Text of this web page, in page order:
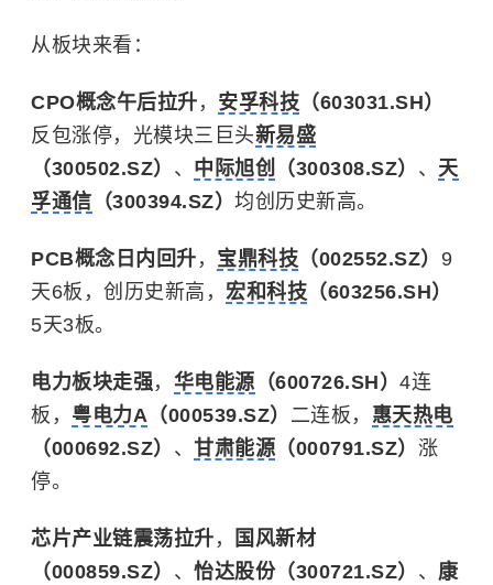
从板块来看：
CPO概念午后拉升 ， 安孚科技 （603031.SH）
反包涨停，光模块三巨头新易盛
（300502.SZ） 、 中际旭创 （300308.SZ） 、 天
孚通信 （300394.SZ） 均创历史新高。
PCB概念日内回升 ， 宝鼎科技 （002552.SZ） 9
天6板，创历史新高， 宏和科技 （603256.SH）
5天3板。
电力板块走强 ， 华电能源 （600726.SH） 4连
板， 粤电力A （000539.SZ） 二连板， 惠天热电
（000692.SZ） 、 甘肃能源 （000791.SZ） 涨
停。
芯片产业链震荡拉升 ，
国风新材
（000859.SZ） 、 怡达股份（300721.SZ） 、 康